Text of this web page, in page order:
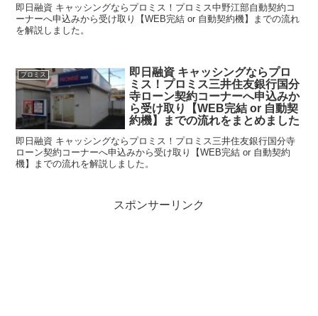
即日融資 キャッシングならプロミス！プロミス中野江部自動契約コ
ーナーへ申込みから受け取り【WEB完結 or 自動契約機】までの流れ
を解説しました。
プロミス
即日融資 キャッシングならプロ
ミス！プロミス三井住友銀行国分
寺ローン契約コーナーへ申込みか
ら受け取り【WEB完結 or 自動契
約機】までの流れをまとめました
即日融資 キャッシングならプロミス！プロミス三井住友銀行国分寺
ローン契約コーナーへ申込みから受け取り【WEB完結 or 自動契約
機】までの流れを解説しました。
スポンサーリンク